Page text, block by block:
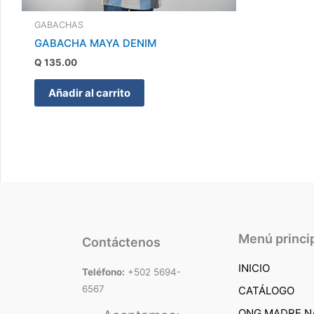
GABACHAS
GABACHA MAYA DENIM
Q 135.00
Añadir al carrito
Contáctenos
Teléfono: +502 5694-
6567
Menú
INICIO
CATÁLOGO